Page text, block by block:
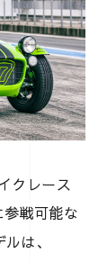
クレース
戦可能な
は、